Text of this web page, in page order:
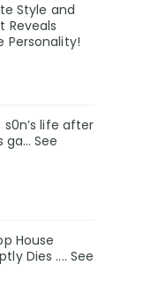
Style and
Reveals
Personality!
life after
ga… See
House
Dies .... See